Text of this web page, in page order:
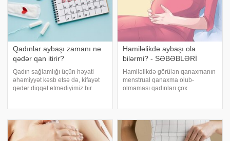
Qadınlar aybaşı zamanı nə
qədər qan itirir?
Qadın sağlamlığı üçün həyati
əhəmiyyət kəsb etsə də, kifayət
qədər diqqət etmədiyimiz bir
aybaşı ilə bağlı bir başqa fiki
Hamiləlikdə aybaşı ola
bilərmi? - SƏBƏBLƏRİ
Hamiləlikdə görülən qanaxmanın
menstrual qanaxma olub-
olmaması qadınları çox
bəzi qadınlar hamilə qaldıqdan
sonra bir neçə dəfə d